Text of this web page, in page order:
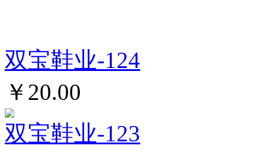
双宝鞋业-124
￥20.00
双宝鞋业-123